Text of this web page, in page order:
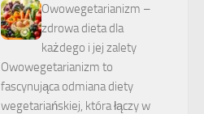
Owowegetarianizm –
zdrowa dieta dla
każdego i jej zalety
Owowegetarianizm to
fascynująca odmiana diety
wegetariańskiej, która łączy w